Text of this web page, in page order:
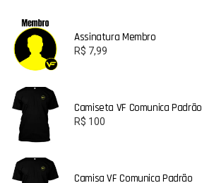
Assinatura Membro
R$ 7,99
Camiseta VF Comunica Padrão
R$ 100
Camisa VF Comunica Padrão